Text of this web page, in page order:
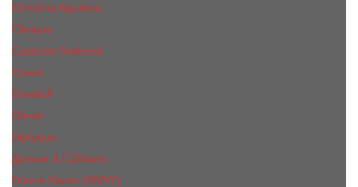
Christina Aguilera
Сliniquе
Costume National
Creed
Davidoff
Diesel
Diptyque
Дольче & Габбана
Donna Karan (DKNY)